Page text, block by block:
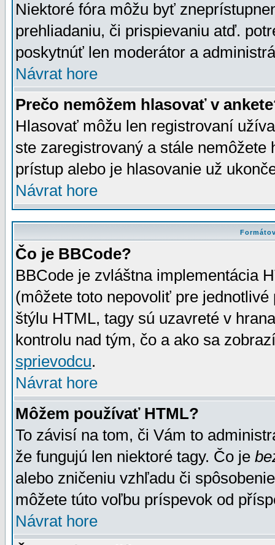
Niektoré fóra môžu byť
prehliadaniu, či prispievaniu atď.
poskytnúť len moderátor a
Návrat hore
Prečo nemôžem hlasovať v
Hlasovať môžu len registrovaní
ste zaregistrovaný a stále
prístup alebo je hlasovanie už
Návrat hore
Čo je BBCode?
BBCode je zvláštna implementácia
(môžete toto nepovoliť pre
štýlu HTML, tagy sú uzavreté v
kontrolu nad tým, čo a ako sa
sprievodcu.
Návrat hore
Môžem používať HTML?
To závisí na tom, či Vám to
že fungujú len niektoré tagy. Čo je
alebo zničeniu vzhľadu či
môžete túto voľbu príspevok od
Návrat hore